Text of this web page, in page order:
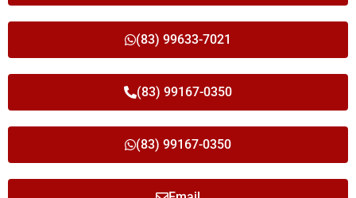
(83) 99633-7021
(83) 99167-0350
(83) 99167-0350